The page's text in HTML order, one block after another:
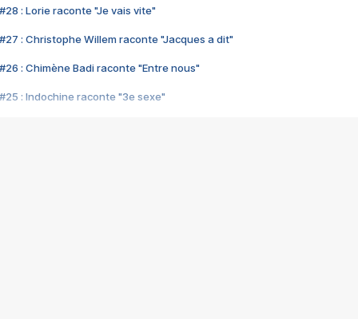
#28 : Lorie raconte "Je vais vite"
#27 : Christophe Willem raconte "Jacques a dit"
#26 : Chimène Badi raconte "Entre nous"
#25 : Indochine raconte "3e sexe"